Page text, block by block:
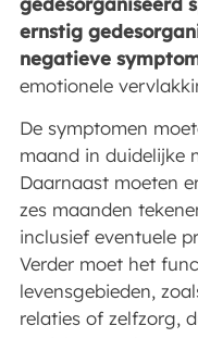
ernstig
negatieve
emotionele
De symptomen
maand in duidelijke
Daarnaast moeten
zes maanden
inclusief eventuele
Verder moet het
levensgebieden,
relaties of zelfzorg,